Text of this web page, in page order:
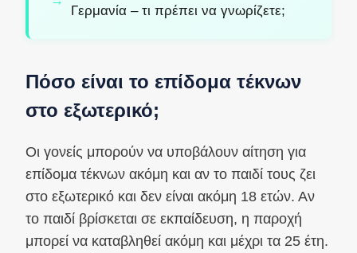
Γερμανία – τι πρέπει να γνωρίζετε;
Πόσο είναι το επίδομα τέκνων
στο εξωτερικό;
Οι γονείς μπορούν να υποβάλουν αίτηση για
επίδομα τέκνων ακόμη και αν το παιδί τους ζει
στο εξωτερικό και δεν είναι ακόμη 18 ετών. Αν
το παιδί βρίσκεται σε εκπαίδευση, η παροχή
μπορεί να καταβληθεί ακόμη και μέχρι τα 25 έτη.